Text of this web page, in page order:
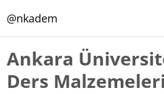
@nkadem
Ankara
Ders Malzemeleri